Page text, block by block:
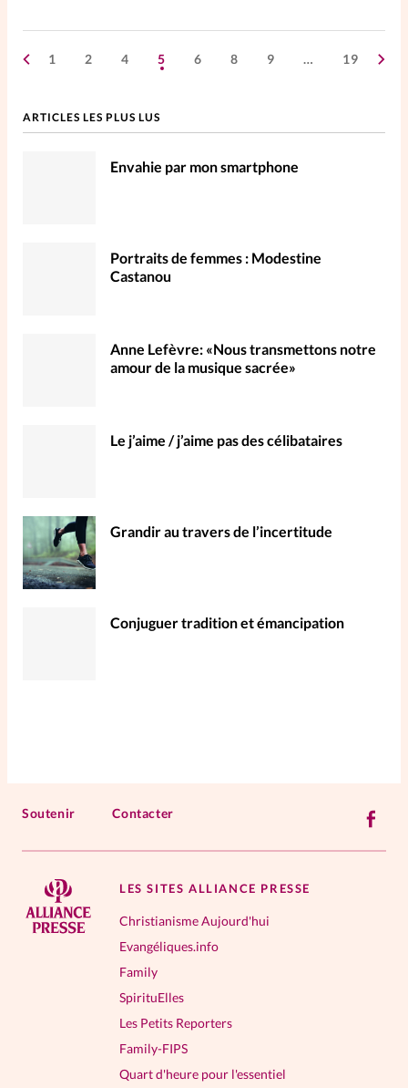
1 2 4 5 6 8 9 … 19
ARTICLES LES PLUS LUS
Envahie par mon smartphone
Portraits de femmes : Modestine
Castanou
Anne Lefèvre: «Nous transmettons notre
amour de la musique sacrée»
Le j’aime / j’aime pas des célibataires
Grandir au travers de l’incertitude
Conjuguer tradition et émancipation
Soutenir Contacter
LES SITES ALLIANCE PRESSE
Christianisme Aujourd'hui
Evangéliques.info
Family
SpirituElles
Les Petits Reporters
Family-FIPS
Quart d'heure pour l'essentiel